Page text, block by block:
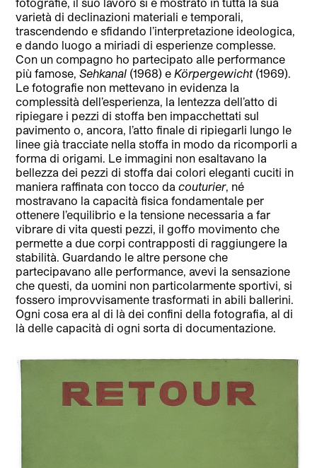
fotografie, il suo lavoro si è mostrato in tutta la sua
varietà di declinazioni materiali e temporali,
trascendendo e sfidando l’interpretazione ideologica,
e dando luogo a miriadi di esperienze complesse.
Con un compagno ho partecipato alle performance
più famose,Sehkanal (1968) eKörpergewicht(1969).
Le fotografie non mettevano in evidenza la
complessità dell’esperienza, la lentezza dell’atto di
ripiegare i pezzi di stoffa ben impacchettati sul
pavimento o, ancora, l’atto finale di ripiegarli lungo le
linee già tracciate nella stoffa in modo da ricomporli a
forma di origami. Le immagini non esaltavano la
bellezza dei pezzi di stoffa dai colori eleganti cuciti in
maniera raffinata con tocco da couturier, né
mostravano la capacità fisica fondamentale per
ottenere l’equilibrio e la tensione necessaria a far
vibrare di vita questi pezzi, il goffo movimento che
permette a due corpi contrapposti di raggiungere la
stabilità. Guardando le altre persone che
partecipavano alle performance, avevi la sensazione
che questi, da uomini non particolarmente sportivi, si
fossero improvvisamente trasformati in abili ballerini.
Ogni cosa era al di là dei confini della fotografia, al di
là delle capacità di ogni sorta di documentazione.